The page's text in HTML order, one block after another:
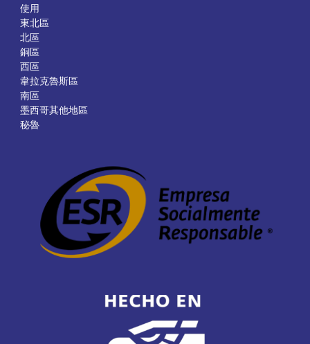
使用
東北區
北區
銅區
西區
韋拉克魯斯區
南區
墨西哥其他地區
秘魯